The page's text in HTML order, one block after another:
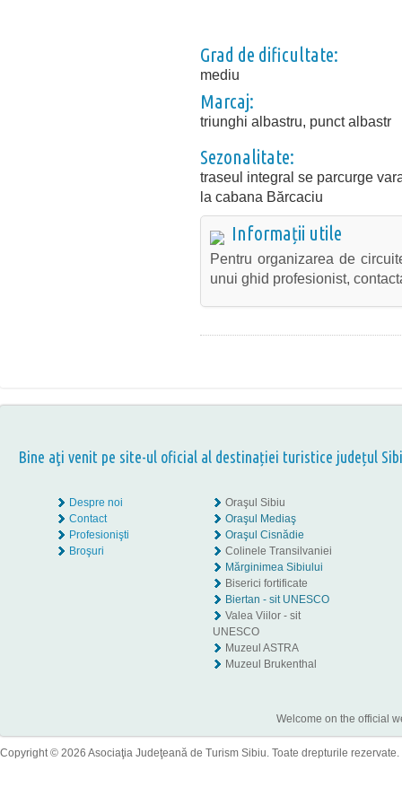
Grad de dificultate:
mediu
Marcaj:
triunghi albastru, punct albastr
Sezonalitate:
traseul integral se parcurge
la cabana Bărcaciu
Informații utile
Pentru organizarea de
unui ghid profesionist,
Bine aţi venit pe site-ul oficial al destinației turistice județul
Despre noi
Contact
Profesionişti
Broşuri
Oraşul Sibiu
Oraşul Mediaş
Oraşul Cisnădie
Colinele Transilvaniei
Mărginimea Sibiului
Biserici fortificate
Biertan - sit UNESCO
Valea Viilor - sit
UNESCO
Muzeul ASTRA
Muzeul Brukenthal
Welcome on the official
Copyright © 2026 Asociaţia Judeţeană de Turism Sibiu. Toate drepturile rezervate.